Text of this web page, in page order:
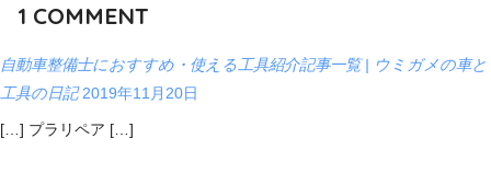
1 COMMENT
自動車整備士におすすめ・使える工具紹介記事一覧 | ウミガメの車と
工具の日記 2019年11月20日
[…] プラリペア […]